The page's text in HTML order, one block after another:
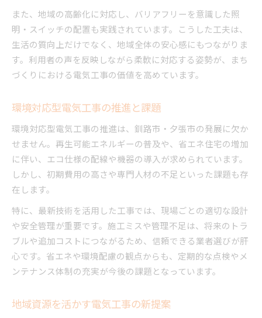
また、地域の高齢化に対応し、バリアフリーを意識した照
明・スイッチの配置も実践されています。こうした工夫は、
生活の質向上だけでなく、地域全体の安心感にもつながりま
す。利用者の声を反映しながら柔軟に対応する姿勢が、まち
づくりにおける電気工事の価値を高めています。
環境対応型電気工事の推進と課題
環境対応型電気工事の推進は、釧路市・夕張市の発展に欠か
せません。再生可能エネルギーの普及や、省エネ住宅の増加
に伴い、エコ仕様の配線や機器の導入が求められています。
しかし、初期費用の高さや専門人材の不足といった課題も存
在します。
特に、最新技術を活用した工事では、現場ごとの適切な設計
や安全管理が重要です。施工ミスや管理不足は、将来のトラ
ブルや追加コストにつながるため、信頼できる業者選びが肝
心です。省エネや環境配慮の観点からも、定期的な点検やメ
ンテナンス体制の充実が今後の課題となっています。
地域資源を活かす電気工事の新提案